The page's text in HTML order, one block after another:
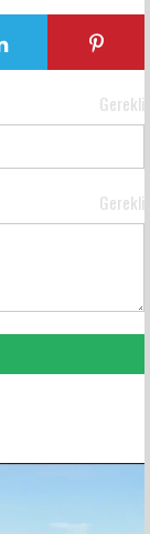
Gerekli
Gerekli